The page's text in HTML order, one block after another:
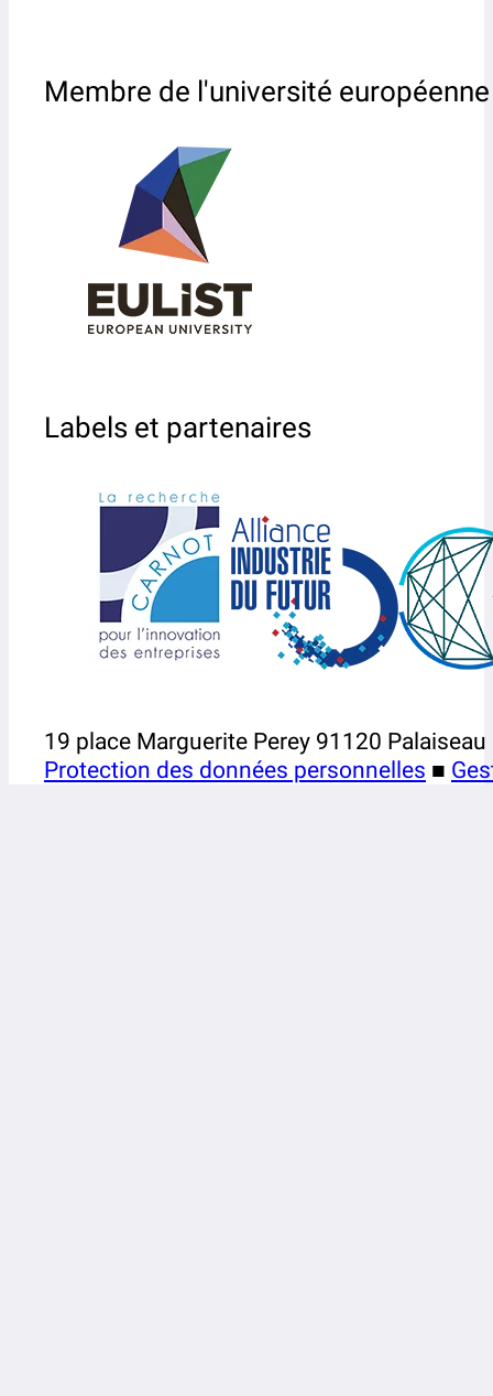
Membre de l'université européenne
Labels et partenaires
19 place Marguerite Perey 91120
Protection des données personnelles ■